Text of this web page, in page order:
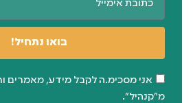
אני מסכימ.ה לקבל מידע, מאמרים
מ"קנהיל".
בואו נתחיל!